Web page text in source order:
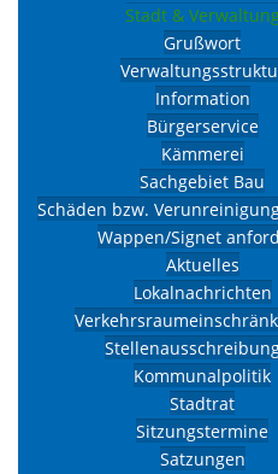
Stadt &
Grußwort
Information
Bürgerservice
Kämmerei
Sachgebiet Bau
Schäden bzw.
Wappen/Signet
Aktuelles
Lokalnachrichten
Kommunalpolitik
Stadtrat
Sitzungstermine
Satzungen
Gespräch